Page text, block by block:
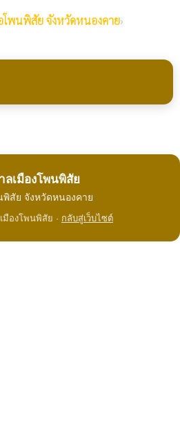
โพนพิสัย จังหวัดหนองคาย›
ลเมืองโพนพิสัย
พิสัย จังหวัดหนองคาย
มืองโพนพิสัย · กลับสู่เว็บไซต์